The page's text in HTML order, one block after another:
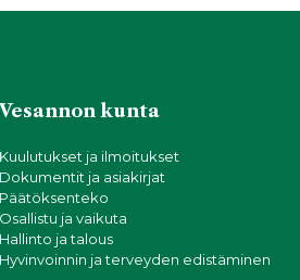
Vesannon kunta
Kuulutukset ja ilmoitukset
Dokumentit ja asiakirjat
Päätöksenteko
Osallistu ja vaikuta
Hallinto ja talous
Hyvinvoinnin ja terveyden edistäminen